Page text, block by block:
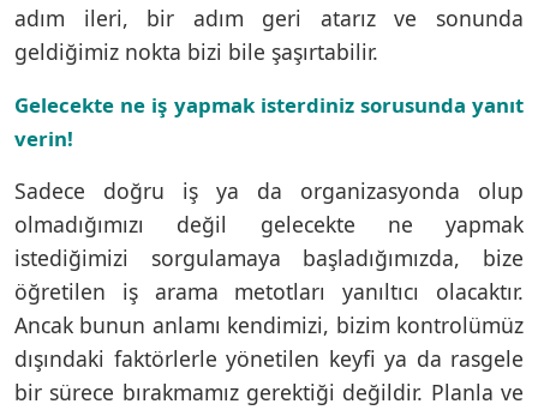
adım ileri, bir adım geri atarız ve sonunda
geldiğimiz nokta bizi bile şaşırtabilir.
Gelecekte ne iş yapmak isterdiniz sorusunda yanıt
verin!
Sadece doğru iş ya da organizasyonda olup
olmadığımızı değil gelecekte ne yapmak
istediğimizi sorgulamaya başladığımızda, bize
öğretilen iş arama metotları yanıltıcı olacaktır.
Ancak bunun anlamı kendimizi, bizim kontrolümüz
dışındaki faktörlerle yönetilen keyfi ya da rasgele
bir sürece bırakmamız gerektiği değildir. Planla ve